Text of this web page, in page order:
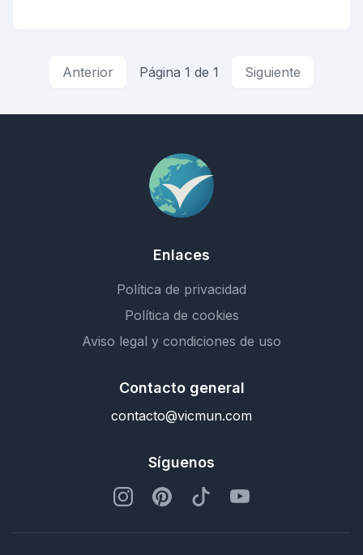
Anterior Página 1 de 1 Siguiente
Enlaces
Política de privacidad
Política de cookies
Aviso legal y condiciones de uso
Contacto general
contacto@vicmun.com
Síguenos